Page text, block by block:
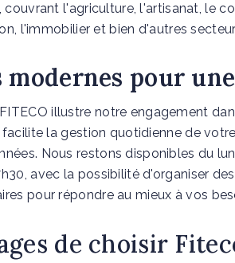
l'agriculture, l'artisanat, le
l'immobilier et bien d'autres
modernes pour
illustre notre engagement
la gestion quotidienne de
Nous restons disponibles du
avec la possibilité d'organiser
pour répondre au mieux à vos
de choisir